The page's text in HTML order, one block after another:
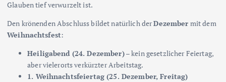
Glauben tief verwurzelt ist.
Den krönenden Abschluss bildet natürlich derDezember mit dem
Weihnachtsfest:
Heiligabend (24. Dezember)– kein gesetzlicher Feiertag,
aber vielerorts verkürzter Arbeitstag.
1. Weihnachtsfeiertag (25. Dezember, Freitag)